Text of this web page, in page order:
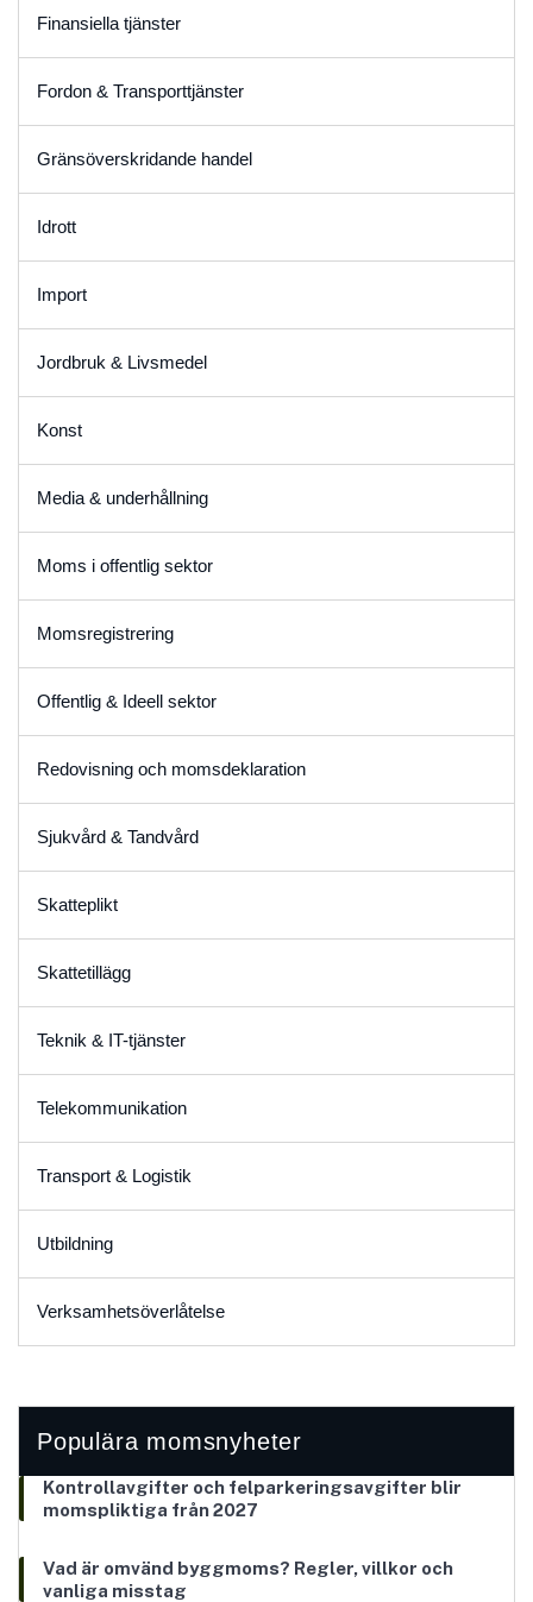
Finansiella tjänster
Fordon & Transporttjänster
Gränsöverskridande handel
Idrott
Import
Jordbruk & Livsmedel
Konst
Media & underhållning
Moms i offentlig sektor
Momsregistrering
Offentlig & Ideell sektor
Redovisning och momsdeklaration
Sjukvård & Tandvård
Skatteplikt
Skattetillägg
Teknik & IT-tjänster
Telekommunikation
Transport & Logistik
Utbildning
Verksamhetsöverlåtelse
Populära momsnyheter
Kontrollavgifter och felparkeringsavgifter blir
momspliktiga från 2027
Vad är omvänd byggmoms? Regler, villkor och
vanliga misstag